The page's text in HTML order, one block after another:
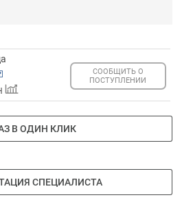
СООБЩИТЬ О
ПОСТУПЛЕНИИ
В ОДИН КЛИК
СПЕЦИАЛИСТА